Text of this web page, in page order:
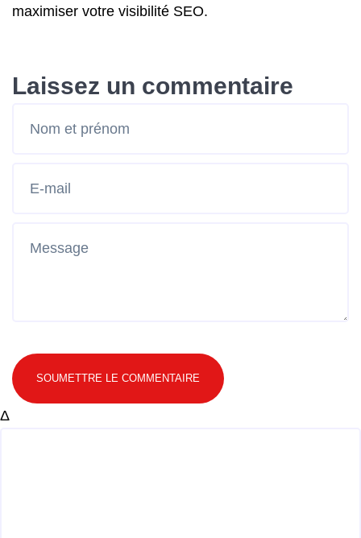
maximiser votre visibilité SEO.
Laissez un commentaire
SOUMETTRE LE COMMENTAIRE
Δ